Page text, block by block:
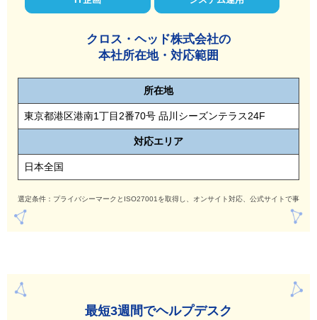
クロス・ヘッド株式会社の
本社所在地・対応範囲
所在地
東京都港区港南1丁目2番70号 品川シーズンテラス24F
対応エリア
日本全国
選定条件：プライバシーマークとISO27001を取得し、オンサイト対応、公式サイトで事例
最短3週間でヘルプデスク